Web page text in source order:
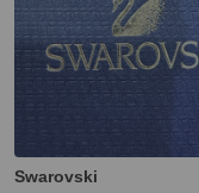
Swarovski